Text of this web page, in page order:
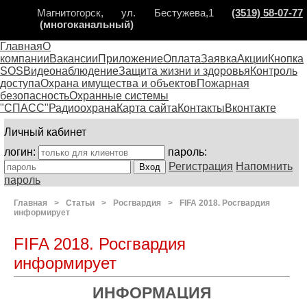
Магнитогорск, ул. Бестужева,1
(3519) 58-07-77
(многоканальный)
ГлавнаяО
компанииВакансииПриложениеОплатаЗаявкаАкцииКнопка
SOSВидеонаблюдениеЗащита жизни и здоровьяКонтроль
доступаОхрана имущества и объектовПожарная
безопасностьОхранные системы
"СПАСС"РадиоохранаКарта сайтаКонтактыВконтакте
Личный кабинет
логин:
пароль:
Регистрация Напомнить
пароль
Главная > Статьи > Росгвардия >
FIFA 2018. Росгвардия
информирует
FIFA 2018. Росгвардия
информирует
ИНФОРМАЦИЯ